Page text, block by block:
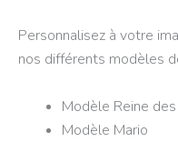
Personnalisez à votre
nos différents modèles
Modèle Reine
Modèle Mario